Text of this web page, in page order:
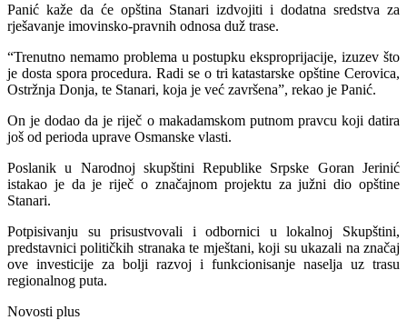
Panić kaže da će opština Stanari izdvojiti i dodatna sredstva za
rješavanje imovinsko-pravnih odnosa duž trase.
“Trenutno nemamo problema u postupku eksproprijacije, izuzev što
je dosta spora procedura. Radi se o tri katastarske opštine Cerovica,
Ostržnja Donja, te Stanari, koja je već završena”, rekao je Panić.
On je dodao da je riječ o makadamskom putnom pravcu koji datira
još od perioda uprave Osmanske vlasti.
Poslanik u Narodnoj skupštini Republike Srpske Goran Jerinić
istakao je da je riječ o značajnom projektu za južni dio opštine
Stanari.
Potpisivanju su prisustvovali i odbornici u lokalnoj Skupštini,
predstavnici političkih stranaka te mještani, koji su ukazali na značaj
ove investicije za bolji razvoj i funkcionisanje naselja uz trasu
regionalnog puta.
Novosti plus